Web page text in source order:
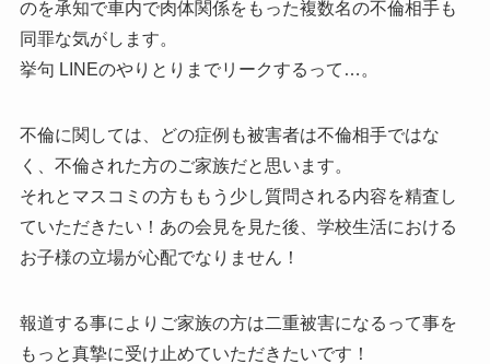
のを承知で車内で肉体関係をもった複数名の不倫相手も
同罪な気がします。
挙句 LINEのやりとりまでリークするって…。
不倫に関しては、どの症例も被害者は不倫相手ではな
く、不倫された方のご家族だと思います。
それとマスコミの方ももう少し質問される内容を精査し
ていただきたい！あの会見を見た後、学校生活における
お子様の立場が心配でなりません！
報道する事によりご家族の方は二重被害になるって事を
もっと真摯に受け止めていただきたいです！